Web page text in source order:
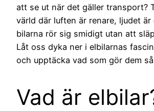
att se ut när det gäller transport?
värld där luften är renare, ljudet är
bilarna rör sig smidigt utan att
Låt oss dyka ner i elbilarnas
och upptäcka vad som gör dem
Vad är